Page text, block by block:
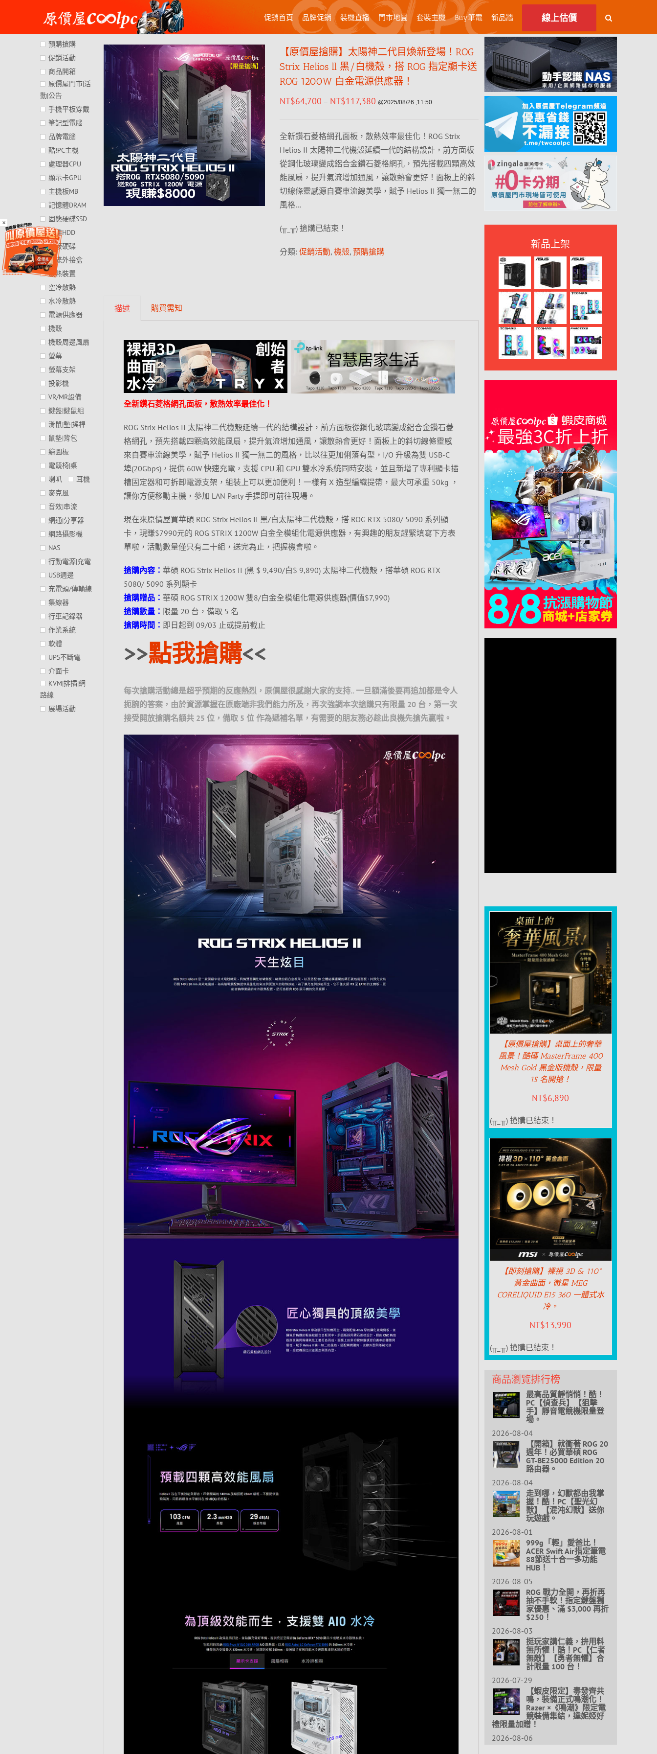
×
content
促銷首頁 品牌促銷 裝機直播 門市地圖 套裝主機 Buy筆電 新品牆 線上估價
【原價屋搶購】太陽神二代目煥新登場！ROG
Strix Helios ll 黑/白機殼，搭 ROG 指定顯卡送
ROG 1200W 白金電源供應器！
NT$64,700 – NT$117,380 @2025/08/26 ,11:50
全新鑽石菱格網孔面板，散熱效率最佳化！ROG Strix
Helios II 太陽神二代機殼延續一代的結構設計，前方面板
從鋼化玻璃變成鋁合金鑽石菱格網孔，預先搭載四顆高效
能風扇，提升氣流增加通風，讓散熱會更好！面板上的斜
切線條靈感源自賽車流線美學，賦予 Helios II 獨一無二的
風格…
(╥_╥) 搶購已結束！
分類: 促銷活動, 機殼, 預購搶購
描述 購買需知
全新鑽石菱格網孔面板，散熱效率最佳化！
ROG Strix Helios II 太陽神二代機殼延續一代的結構設計，前方面板從鋼化玻璃變成鋁合金鑽石菱
格網孔，預先搭載四顆高效能風扇，提升氣流增加通風，讓散熱會更好！面板上的斜切線條靈感
來自賽車流線美學，賦予 Helios II 獨一無二的風格，比以往更加俐落有型，I/O 升級為雙 USB-C
埠(20Gbps)，提供 60W 快速充電，支援 CPU 和 GPU 雙水冷系統同時安裝，並且新增了專利顯卡插
槽固定器和可拆卸電源支架，組裝上可以更加便利！一樣有 X 造型編織提帶，最大可承重 50kg ，
讓你方便移動主機，參加 LAN Party 手提即可前往現場。
現在來原價屋買華碩 ROG Strix Helios II 黑/白太陽神二代機殼，搭 ROG RTX 5080/ 5090 系列顯
卡，現賺$7990元的 ROG STRIX 1200W 白金全模組化電源供應器，有興趣的朋友趕緊填寫下方表
單啦，活動數量僅只有二十組，送完為止，把握機會啦。
搶購內容： 華碩 ROG Strix Helios II (黑 $ 9,490/白$ 9,890) 太陽神二代機殼，搭華碩 ROG RTX
5080/ 5090 系列顯卡
搶購贈品： 華碩 ROG STRIX 1200W 雙8/白金全模組化電源供應器(價值$7,990)
搶購數量： 限量 20 台，備取 5 名
搶購時間： 即日起到 09/03 止或提前截止
>>點我搶購<<
每次搶購活動總是超乎預期的反應熱烈，原價屋很感謝大家的支持.. 一旦額滿後要再追加都是令人
扼腕的答案，由於資源掌握在原廠端非我們能力所及，再次強調本次搶購只有限量 20 台，第一次
接受開放搶購名額共 25 位，備取 5 位 作為遞補名單，有需要的朋友務必趁此良機先搶先贏啦。
預購搶購
促銷活動
商品開箱
原價屋門市|活
動|公告
手機平板穿戴
筆記型電腦
品牌電腦
酷!PC主機
處理器CPU
顯示卡GPU
主機板MB
記憶體DRAM
固態硬碟SSD
硬碟HDD
外接硬碟
硬碟外接盒
散熱裝置
空冷散熱
水冷散熱
電源供應器
機殼
機殼周邊風扇
螢幕
螢幕支架
投影機
VR/MR設備
鍵盤|鍵鼠組
滑鼠|墊|搖桿
鼠墊|背包
繪圖板
電競椅|桌
喇叭
耳機
麥克風
音效|串流
網通|分享器
網路攝影機
NAS
行動電源|充電
USB週邊
充電頭/傳輸線
集線器
行車記錄器
作業系統
軟體
UPS不斷電
介面卡
KVM|排插|網
路線
展場活動
新品上架
【原價屋搶購】桌面上的奢華
風景！酷碼 MasterFrame 400
Mesh Gold 黑金版機殼，限量
15 名開搶！
NT$6,890
(╥_╥) 搶購已結束！
【即刻搶購】裸視 3D & 110°
黃金曲面，微星 MEG
CORELIQUID E15 360 一體式水
冷。
NT$13,990
(╥_╥) 搶購已結束！
商品瀏覽排行榜
最高品質靜悄悄！酷！
PC【偵查兵】【狙擊
手】靜音電競機限量登
場。
2026-08-04
【開箱】就衝著 ROG 20
週年！必買華碩 ROG
GT-BE25000 Edition 20
路由器。
2026-08-04
走到哪，幻獸都由我掌
握！酷！PC【聖光幻
獸】【混沌幻獸】送你
玩遊戲。
2026-08-01
999g「輕」愛爸比！
ACER Swift Air指定筆電
88節送十合一多功能
HUB！
2026-08-05
ROG 戰力全開，再折再
抽不手軟！指定鍵盤獨
家優惠、滿 $3,000 再折
$250！
2026-08-03
挺玩家講仁義，拚用料
無所懼！酷！PC【仁者
無敵】【勇者無懼】合
計限量 100 台！
2026-07-29
【蝦皮限定】毒發齊共
鳴，裝備正式鳴潮化！
Razer ×《鳴潮》限定電
競裝備集結，達妮婭好
禮限量加贈！
2026-08-06